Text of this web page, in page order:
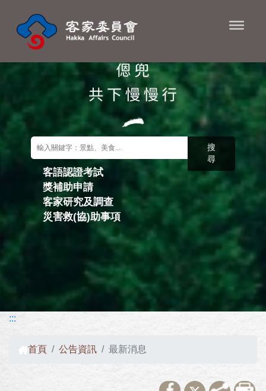
關鍵字搜尋
客語認證考試
獎補助申請
客家研究及調查
災害救(協)助事項
搜
尋
:::
首頁 公告資訊 最新消息